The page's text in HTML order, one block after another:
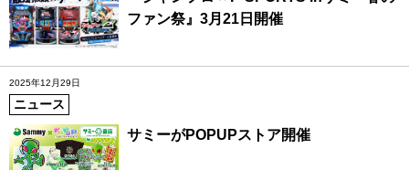
ファン祭』3月21日開催
2025年12月29日
ニュース
サミーがPOPUPストア開催